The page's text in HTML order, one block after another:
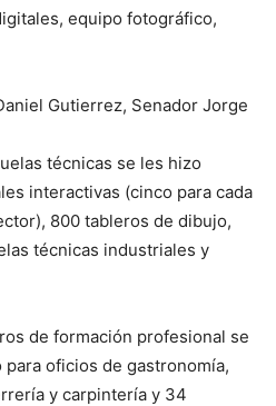
equipo fotográfico,
Gutierrez, Senador Jorge
técnicas se les hizo
interactivas (cinco para cada
800 tableros de dibujo,
técnicas industriales y
de formación profesional se
oficios de gastronomía,
y carpintería y 34